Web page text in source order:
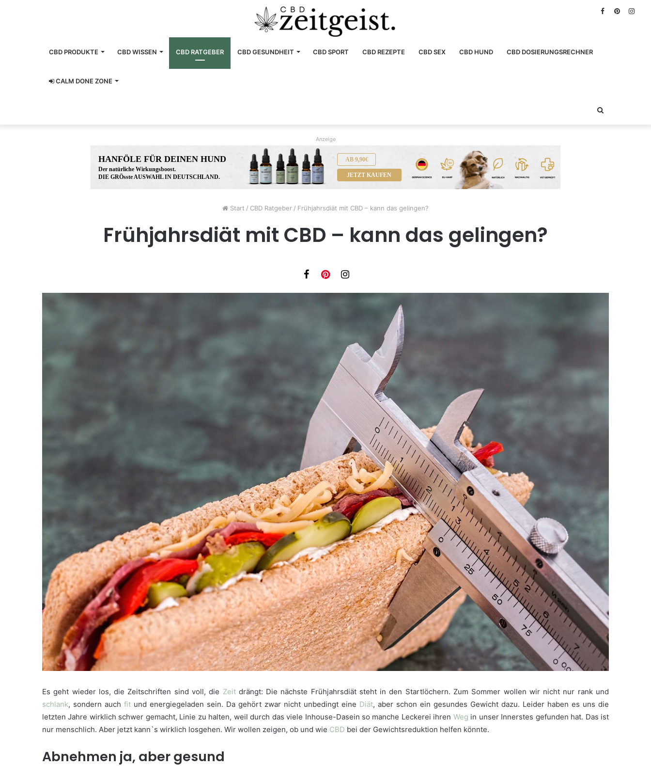
Pinterest
Facebook
CBD PRODUKTE CBD WISSEN CBD RATGEBER CBD GESUNDHEIT CBD SPORT CBD REZEPTE CBD SEX CBD HUND CBD DOSIERUNGSRECHNER
CALM DONE ZONE
Anzeige
AB 9,90€
JETZT KAUFEN
www.hunreys.de
Start / CBD Ratgeber / Frühjahrsdiät mit CBD – kann das gelingen?
Frühjahrsdiät mit CBD – kann das gelingen?
Es geht wieder los, die Zeitschriften sind voll, die Zeitdrängt: Die nächste Frühjahrsdiät steht in den Startlöchern. Zum Sommer wollen wir nicht nur rank und
schlank, sondern auch fit und energiegeladen sein. Da gehört zwar nicht unbedingt eine Diät, aber schon ein gesundes Gewicht dazu. Leider haben es uns die
letzten Jahre wirklich schwer gemacht, Linie zu halten, weil durch das viele Inhouse-Dasein so manche Leckerei ihren Weg in unser Innerstes gefunden hat. Das ist
nur menschlich. Aber jetzt kann`s wirklich losgehen. Wir wollen zeigen, ob und wie CBD bei der Gewichtsreduktion helfen könnte.
Abnehmen ja, aber gesund